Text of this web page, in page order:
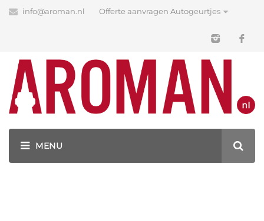
info@aroman.nl Offerte aanvragen Autogeurtjes
Blog
Latest News
GEURHANGERS BEDRUKKEN MET JOUW LOGO!